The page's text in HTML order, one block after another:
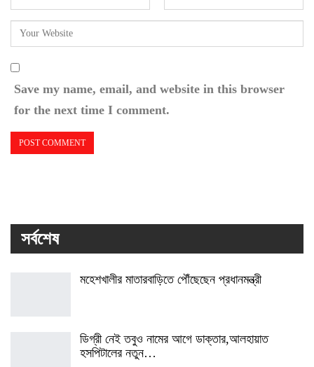
Save my name, email, and website in this browser
for the next time I comment.
সর্বশেষ
মহেশখালীর মাতারবাড়িতে পৌঁছেছেন প্রধানমন্ত্রী
ডিগ্রী নেই তবুও নামের আগে ডাক্তার,আলহায়াত
হসপিটালের নতুন…